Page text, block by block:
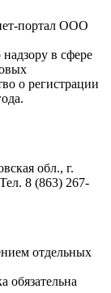
портал ООО
в сфере
о регистрации
обл., г.
8 (863) 267-
отдельных
обязательна